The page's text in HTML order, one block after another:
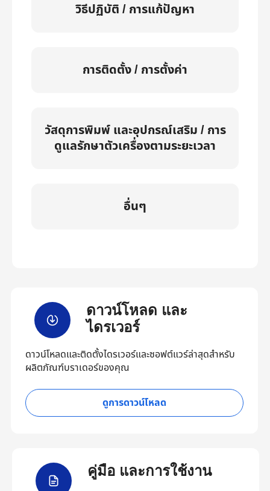
วิธีปฏิบัติ / การแก้ปัญหา
การติดตั้ง / การตั้งค่า
วัสดุการพิมพ์ และอุปกรณ์เสริม / การ
ดูแลรักษาตัวเครื่องตามระยะเวลา
อื่นๆ
ดาวน์โหลด และ
ไดรเวอร์
ดาวน์โหลดและติดตั้งไดรเวอร์และซอฟต์แวร์ล่าสุดสำหรับ
ผลิตภัณฑ์บราเดอร์ของคุณ
ดูการดาวน์โหลด
คู่มือ และการใช้งาน